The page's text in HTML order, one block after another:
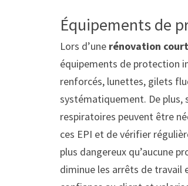
Équipements de
Lors d’une rénovation
équipements de protection
renforcés, lunettes, gilets
systématiquement. De
respiratoires peuvent être
ces EPI et de vérifier
plus dangereux qu’aucune
diminue les arrêts de travail